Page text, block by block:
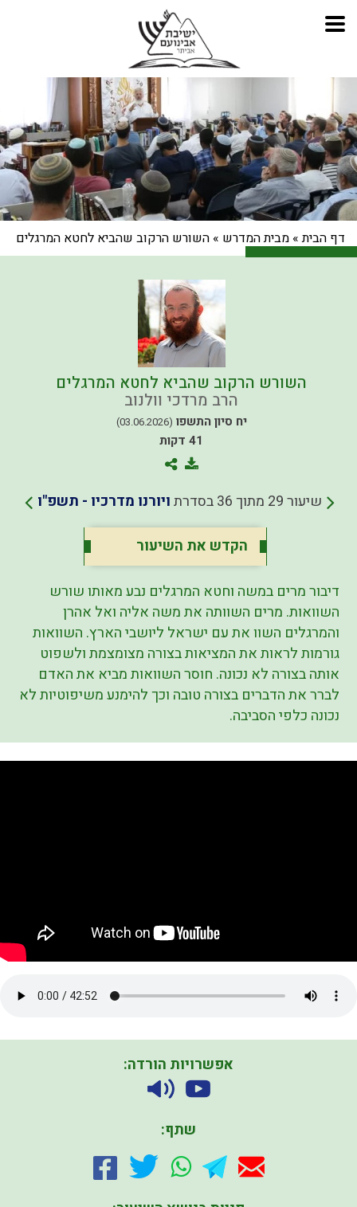
דף הבית» מבית המדרש » השורש הרקוב שהביא לחטא המרגלים
השורש הרקוב שהביא לחטא המרגלים
הרב מרדכי וולנוב
יח סיון התשפו (03.06.2026)
41 דקות
שיעור 29 מתוך 36 בסדרת ויורנו מדרכיו - תשפ"ו
הקדש את השיעור
דיבור מרים במשה וחטא המרגלים נבע מאותו שורש
השוואות. מרים השוותה את משה אליה ואל אהרן
והמרגלים השוו את עם ישראל ליושבי הארץ. השוואות
גורמות לראות את המציאות בצורה מצומצמת ולשפוט
אותה בצורה לא נכונה. חוסר השוואות מביא את האדם
לברר את הדברים בצורה טובה וכך להימנע משיפוטיות לא
נכונה כלפי הסביבה.
אפשרויות הורדה:
שתף: